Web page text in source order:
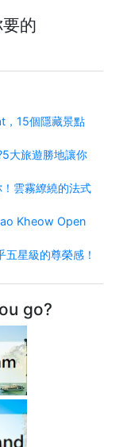
的
，15個隱藏景點
大旅遊勝地讓你
！雲霧繚繞的法式
Kheow Open
星級的尊榮感！
go?